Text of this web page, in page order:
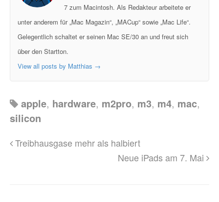
7 zum Macintosh. Als Redakteur arbeitete er
unter anderem für „Mac Magazin“, „MACup“ sowie „Mac Life“.
Gelegentlich schaltet er seinen Mac SE/30 an und freut sich
über den Startton.
View all posts by Matthias →
apple, hardware, m2pro, m3, m4, mac,
silicon
Treibhausgase mehr als halbiert
Neue iPads am 7. Mai